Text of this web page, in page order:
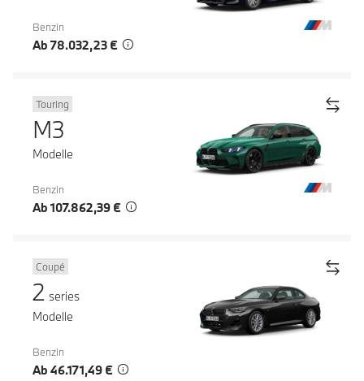
Benzin
Ab 78.032,23 €
Touring
M3
Modelle
Benzin
Ab 107.862,39 €
Coupé
2 series
Modelle
Benzin
Ab 46.171,49 €